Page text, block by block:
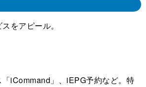
をアピール。
iCommand」、iEPG予約など。特